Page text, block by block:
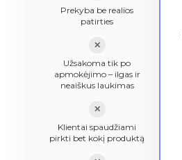
Prekyba be realios
patirties
✕
Užsakoma tik po
apmokėjimo – ilgas ir
neaiškus laukimas
✕
Klientai spaudžiami
pirkti bet kokį produktą